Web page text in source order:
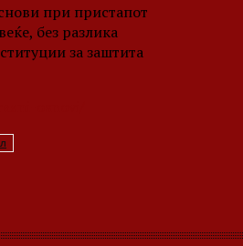
при пристапот
без разлика
за заштита